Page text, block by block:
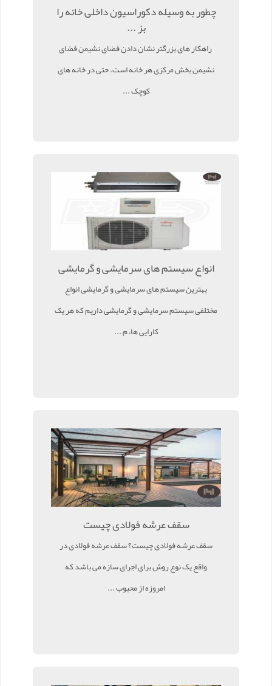
چطور به وسیله دکوراسیون داخلی خانه را
بز ...
راهکار های بزرگتر نشان دادن فضای نشیمن فضای
نشیمن بخش مرکزی هر خانه است. حتی در خانه های
کوچک ...
انواع سیستم های سرمایشی و گرمایشی
بهترین سیستم های سرمایشی و گرمایشی انواع
مختلفی سیستم سرمایشی و گرمایشی داریم که هر یک
کارایی ها، م ...
سقف عرشه فولادی چیست
سقف عرشه فولادی چیست؟ سقف عرشه فولادی در
واقع یک نوع روش برای اجرای سازه می باشد که
امروزه از محبوب ...